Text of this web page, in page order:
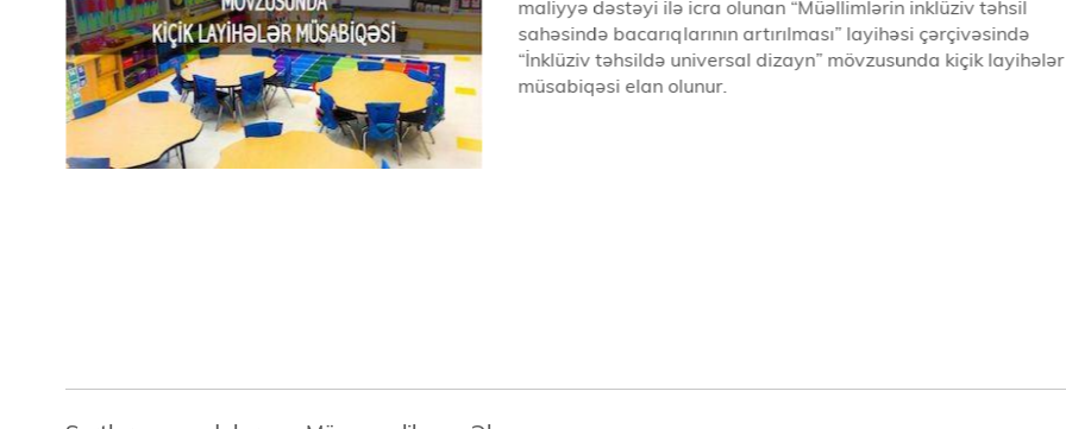
maliyyə dəstəyi ilə icra olunan “Müəllimlərin inklüziv təhsil
sahəsində bacarıqlarının artırılması” layihəsi çərçivəsində
“İnklüziv təhsildə universal dizayn” mövzusunda kiçik layihələr
müsabiqəsi elan olunur.